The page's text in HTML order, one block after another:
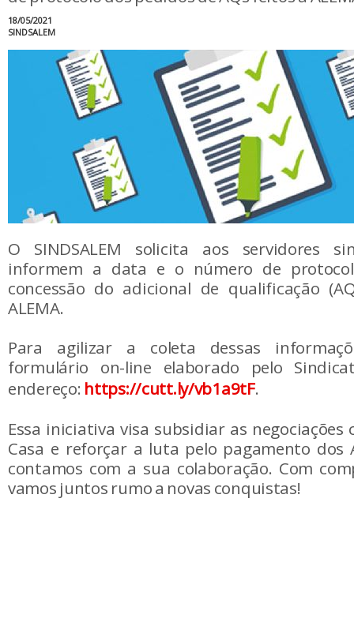
18/05/2021
SINDSALEM
O SINDSALEM solicita aos servidores
informem a data e o número de
concessão do adicional de qualificação
ALEMA.
Para agilizar a coleta dessas
formulário on-line elaborado pelo
endereço: https://cutt.ly/vb1a9tF.
Essa iniciativa visa subsidiar as negociações
Casa e reforçar a luta pelo pagamento dos
contamos com a sua colaboração. Com
vamos juntos rumo a novas conquistas!